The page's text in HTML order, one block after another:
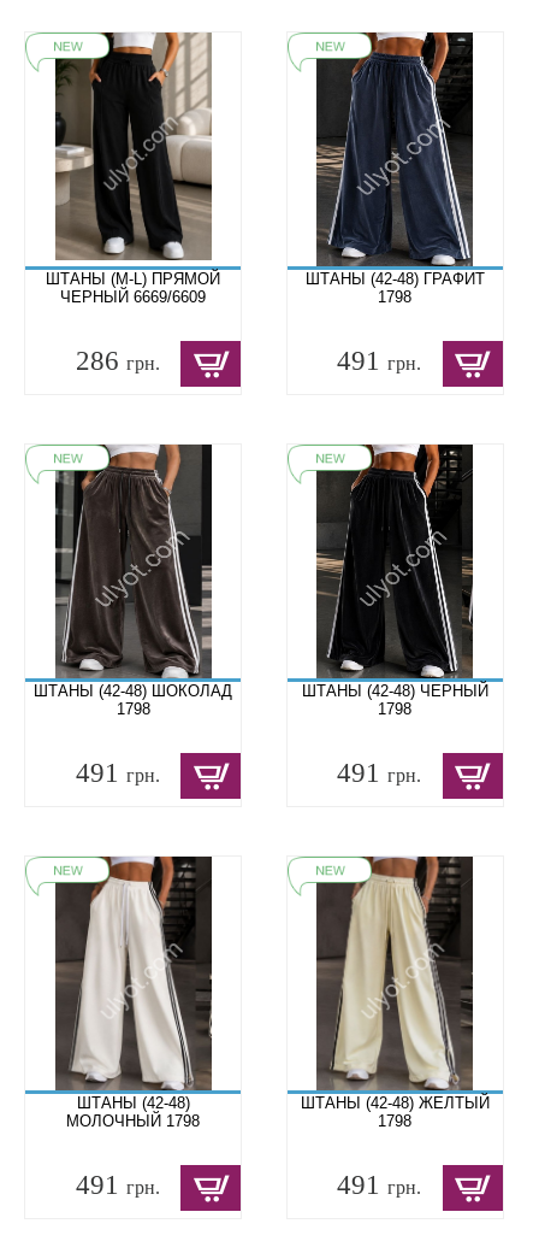
ШТАНЫ (M-L) ПРЯМОЙ
ЧЕРНЫЙ 6669/6609
286 грн.
ШТАНЫ (42-48) ГРАФИТ
1798
491грн.
ШТАНЫ (42-48) ШОКОЛАД
1798
491 грн.
ШТАНЫ (42-48) ЧЕРНЫЙ
1798
491грн.
ШТАНЫ (42-48)
МОЛОЧНЫЙ 1798
491 грн.
ШТАНЫ (42-48) ЖЕЛТЫЙ
1798
491грн.